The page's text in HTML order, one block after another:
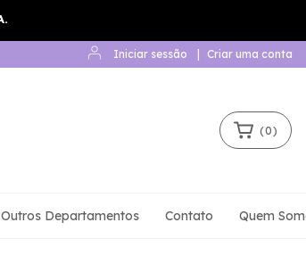
Iniciar sessão Criar uma conta
(0)
Outros Departamentos Contato Quem